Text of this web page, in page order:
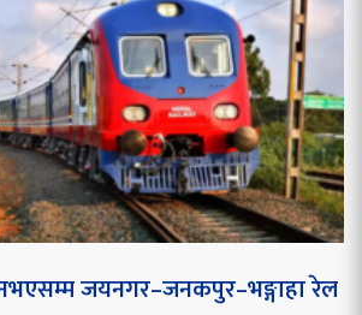
जयनगर–जनकपुर–भङ्गाहा रेल